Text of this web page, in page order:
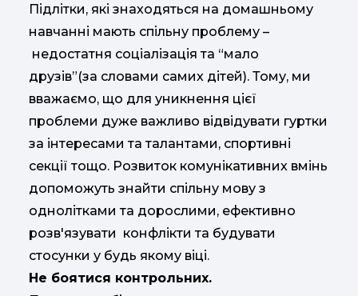
Підлітки, які знаходяться на домашньому
навчанні мають спільну проблему –
недостатня соціалізація та “мало
друзів”(за словами самих дітей). Тому, ми
вважаємо, що для уникнення цієї
проблеми дуже важливо відвідувати гуртки
за інтересами та талантами, спортивні
секції тощо. Розвиток комунікативних вмінь
допоможуть знайти спільну мову з
однолітками та дорослими, ефективно
розв'язувати конфлікти та будувати
стосунки у будь якому віці.
Не боятися контрольних.